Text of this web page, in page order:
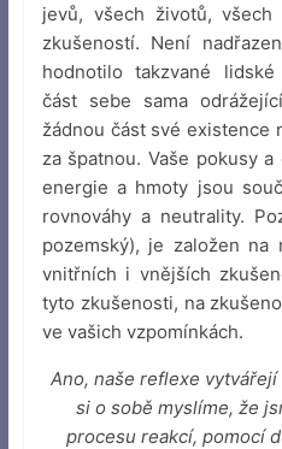
jevů, všech životů,
zkušeností. Není
hodnotilo takzvané
část sebe sama
žádnou část své existence
za špatnou. Vaše pokusy
energie a hmoty jsou
rovnováhy a neutrality.
pozemský), je založen na
vnitřních i vnějších
tyto zkušenosti, na
ve vašich vzpomínkách.
Ano, naše reflexe
si o sobě myslíme, že
procesu reakcí, pomocí